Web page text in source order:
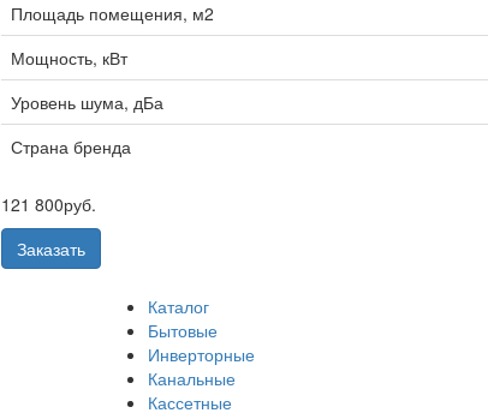
Площадь помещения, м2
Мощность, кВт
Уровень шума, дБа
Страна бренда
121 800руб.
Заказать
Каталог
Бытовые
Инверторные
Канальные
Кассетные